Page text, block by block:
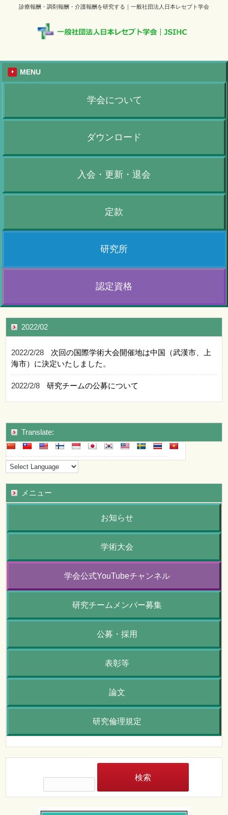
診療報酬・調剤報酬・介護報酬を研究する｜一般社団法人日本レセプト学会
MENU
学会について
ダウンロード
入会・更新・退会
定款
研究所
認定資格
2022/02
2022/2/28
次回の国際学術大会開催地は中国（武漢市、上
海市）に決定いたしました。
2022/2/8 研究チームの公募について
Translate:
メニュー
お知らせ
学術大会
学会公式YouTubeチャンネル
研究チームメンバー募集
公募・採用
表彰等
論文
研究倫理規定
索: